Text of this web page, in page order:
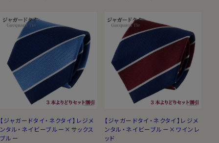
【ジャガードタイ・ネクタイ】レジメ
ンタル・ネイビーブルー×サックス
ブルー
【ジャガードタイ・ネクタイ】レジメ
ンタル・ネイビーブルー×ワインレ
ッド